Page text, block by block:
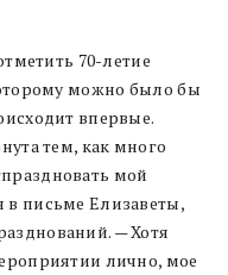
70-летие
можно было бы
впервые.
тем, как много
мой
письме Елизаветы,
— Хотя
лично, мое